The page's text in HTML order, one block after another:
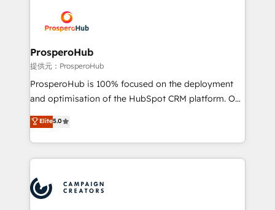
record of business transformation, our growth-first
approach has helped brands dominate their
extensive experience working with tech companies
and manufacturers since 2002, we are committed to
empowering our clients and developing their
autonomy. Get to grips with HubSpot through
guided implementation and seamless integration of
the CRM platform into your digital ecosystem. Would
marketing strategy? We'll provide support tailored
to your needs and sales objectives. With 125+
Accreditations. Based in Canada (coast to coast), our
services are offered in both English & French.
ProsperoHub
提供元：ProsperoHub
ProsperoHub is 100% focused on the deployment
and optimisation of the HubSpot CRM platform. Our
highly experienced team of solutions experts will
ensure that you achieve maximum adoption and
ROI from your HubSpot investment. Use our
extensive HubSpot, sales, marketing, service and
HubSpot journey, design and implement your
processes and skilfully bring your revenue
Elite5.0